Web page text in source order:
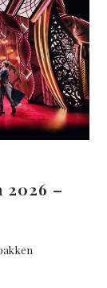
2026 –